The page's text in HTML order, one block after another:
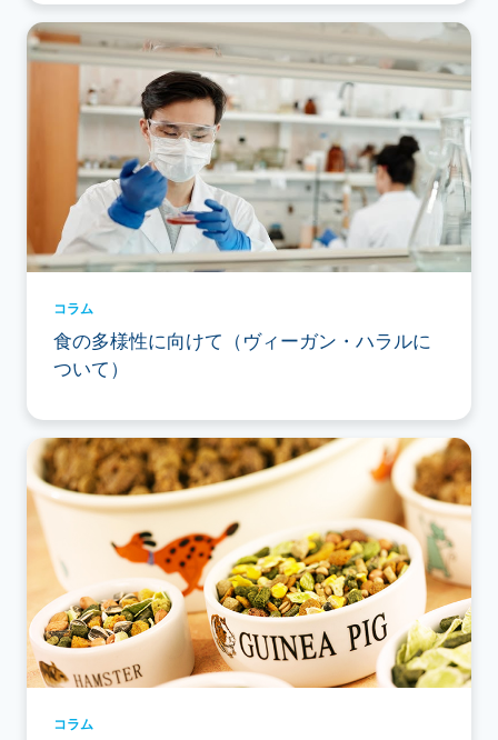
コラム
食の多様性に向けて（ヴィーガン・ハラルに
ついて）
コラム